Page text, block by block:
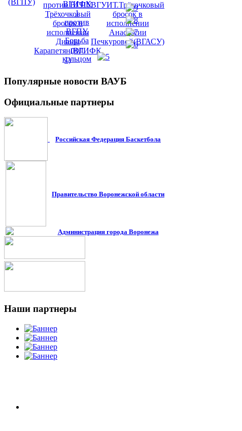
Популярные новости ВАУБ
Официальные партнеры
Российская Федерация Баскетбола
Правительство Воронежской области
Администрация города Воронежа
Наши партнеры